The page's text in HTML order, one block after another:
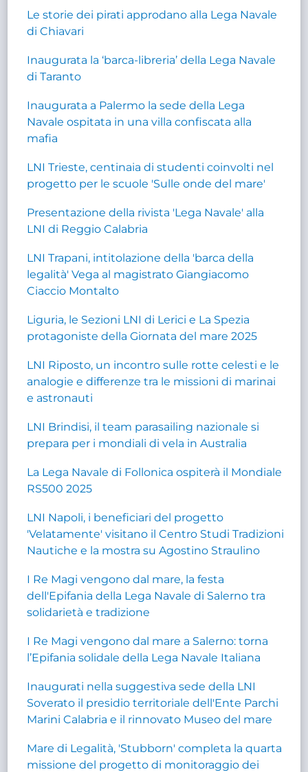
Le storie dei pirati approdano alla Lega Navale
di Chiavari
Inaugurata la ‘barca-libreria’ della Lega Navale
di Taranto
Inaugurata a Palermo la sede della Lega
Navale ospitata in una villa confiscata alla
mafia
LNI Trieste, centinaia di studenti coinvolti nel
progetto per le scuole 'Sulle onde del mare'
Presentazione della rivista 'Lega Navale' alla
LNI di Reggio Calabria
LNI Trapani, intitolazione della 'barca della
legalità' Vega al magistrato Giangiacomo
Ciaccio Montalto
Liguria, le Sezioni LNI di Lerici e La Spezia
protagoniste della Giornata del mare 2025
LNI Riposto, un incontro sulle rotte celesti e le
analogie e differenze tra le missioni di marinai
e astronauti
LNI Brindisi, il team parasailing nazionale si
prepara per i mondiali di vela in Australia
La Lega Navale di Follonica ospiterà il Mondiale
RS500 2025
LNI Napoli, i beneficiari del progetto
'Velatamente' visitano il Centro Studi Tradizioni
Nautiche e la mostra su Agostino Straulino
I Re Magi vengono dal mare, la festa
dell'Epifania della Lega Navale di Salerno tra
solidarietà e tradizione
I Re Magi vengono dal mare a Salerno: torna
l’Epifania solidale della Lega Navale Italiana
Inaugurati nella suggestiva sede della LNI
Soverato il presidio territoriale dell'Ente Parchi
Marini Calabria e il rinnovato Museo del mare
Mare di Legalità, 'Stubborn' completa la quarta
missione del progetto di monitoraggio dei